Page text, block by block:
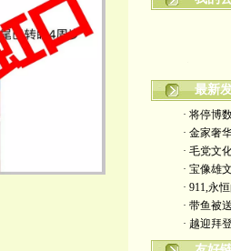
最新
· 将停博
· 金家奢
· 毛党文
· 宝像雄
· 911,永
· 带鱼被
· 越迎拜